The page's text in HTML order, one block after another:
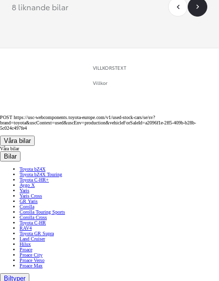
8 liknande bilar
VILLKORSTEXT
Villkor
POST https://usc-webcomponents.toyota-europe.com/v1/used-stock-cars/se/sv?
brand=toyota&uscContext=used&uscEnv=production&vehicleForSaleId=a2096f1e-2ff5-409b-b28b-
5c024c497fe4
Våra bilar
Våra bilar
Bilar
Toyota bZ4X
Toyota bZ4X Touring
Toyota C-HR+
Aygo X
Yaris
Yaris Cross
GR Yaris
Corolla
Corolla Touring Sports
Corolla Cross
Toyota C-HR
RAV4
Toyota GR Supra
Land Cruiser
Hilux
Proace
Proace City
Proace Verso
Proace Max
Biltyper